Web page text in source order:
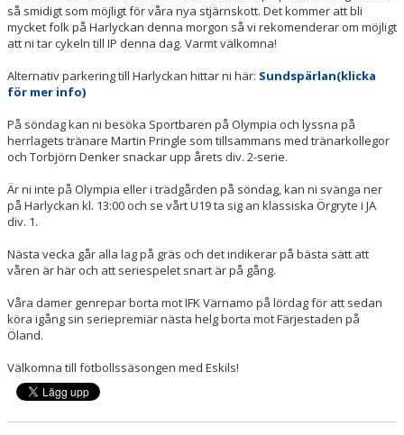
ESKILS LOVFOTBOLL
BILJETTER
MEDLEMSFÖRMÅNER
så smidigt som möjligt för våra nya stjärnskott. Det kommer att bli
mycket folk på Harlyckan denna morgon så vi rekomenderar om möjligt
att ni tar cykeln till IP denna dag. Varmt välkomna!
Alternativ parkering till Harlyckan hittar ni här: Sundspärlan(klicka
för mer info)
På söndag kan ni besöka Sportbaren på Olympia och lyssna på
herrlagets tränare Martin Pringle som tillsammans med tränarkollegor
och Torbjörn Denker snackar upp årets div. 2-serie.
Är ni inte på Olympia eller i trädgården på söndag, kan ni svänga ner
på Harlyckan kl. 13:00 och se vårt U19 ta sig an klassiska Örgryte i JA
div. 1.
Nästa vecka går alla lag på gräs och det indikerar på bästa sätt att
våren är här och att seriespelet snart är på gång.
Våra damer genrepar borta mot IFK Värnamo på lördag för att sedan
köra igång sin seriepremiär nästa helg borta mot Färjestaden på
Öland.
Välkomna till fotbollssäsongen med Eskils!